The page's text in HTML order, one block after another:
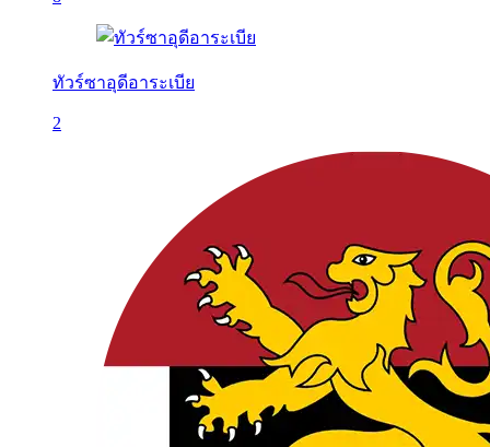
ทัวร์ซาอุดีอาระเบีย
2